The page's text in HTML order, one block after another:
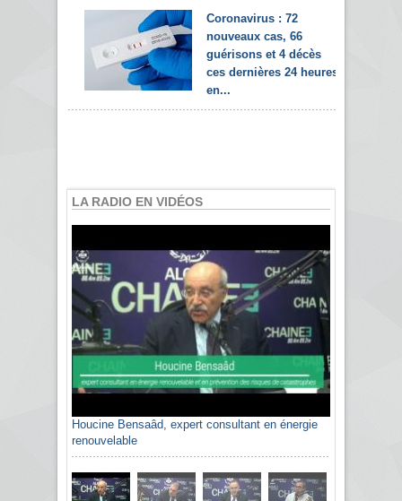
Coronavirus : 72
nouveaux cas, 66
guérisons et 4 décès
ces dernières 24 heures
en...
LA RADIO EN VIDÉOS
Houcine Bensaâd, expert consultant en énergie
renouvelable